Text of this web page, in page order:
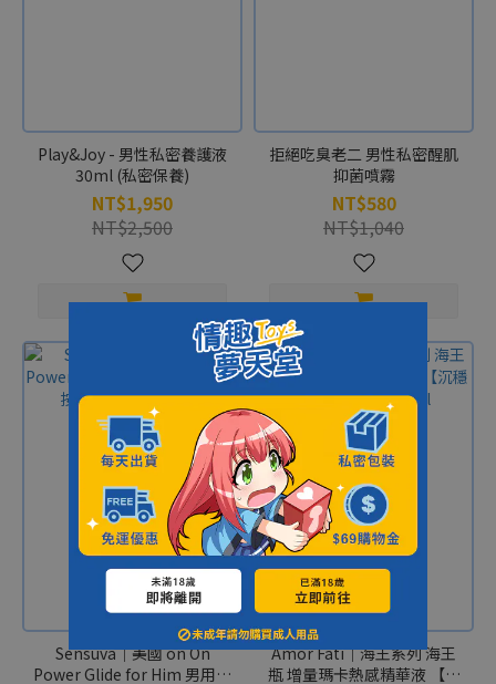
Play&Joy - 男性私密養護液
30ml (私密保養)
NT$1,950
NT$2,500
拒絕吃臭老二 男性私密醒肌
抑菌噴霧
NT$580
NT$1,040
Sensuva｜美國 on On
Power Glide for Him 男用助
Amor Fati｜海王系列 海王
瓶 增量瑪卡熱感精華液 【沉